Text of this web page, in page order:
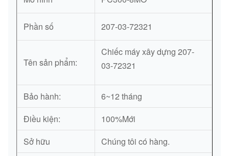
Phần số 207-03-72321
Tên sản phẩm:
Chiếc máy xây dựng 207-
03-72321
Bảo hành:
6~12 tháng
Điều kiện:
100%Mới
Sở hữu
Chúng tôi có hàng.